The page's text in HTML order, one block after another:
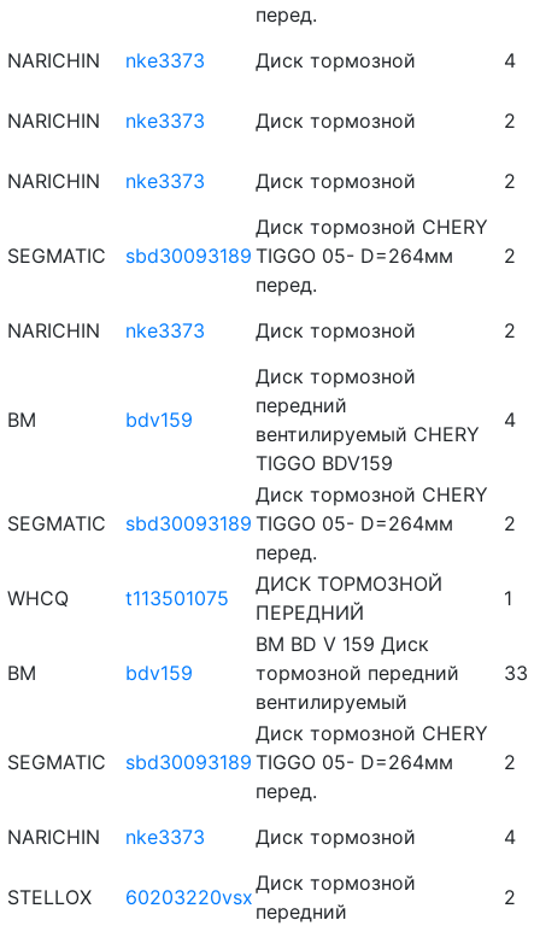
перед.
NARICHIN nke3373 Диск тормозной 4
NARICHIN nke3373 Диск тормозной 2
NARICHIN nke3373 Диск тормозной 2
SEGMATIC sbd30093189
Диск тормозной CHERY
TIGGO 05- D=264мм
перед.
2
NARICHIN nke3373 Диск тормозной 2
BM bdv159
Диск тормозной
передний
вентилируемый CHERY
TIGGO BDV159
4
SEGMATIC sbd30093189
Диск тормозной CHERY
TIGGO 05- D=264мм
перед.
2
WHCQ t113501075
ДИСК ТОРМОЗНОЙ
ПЕРЕДНИЙ
1
BM bdv159
BM BD V 159 Диск
тормозной передний
вентилируемый
33
SEGMATIC sbd30093189
Диск тормозной CHERY
TIGGO 05- D=264мм
перед.
2
NARICHIN nke3373 Диск тормозной 4
STELLOX 60203220vsx
Диск тормозной
передний
2